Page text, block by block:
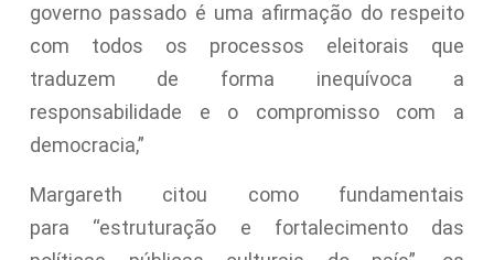
governo passado é uma afirmação do respeito
com todos os processos eleitorais que
traduzem de forma inequívoca a
responsabilidade e o compromisso com a
democracia,”
Margareth citou como fundamentais
para “estruturação e fortalecimento das